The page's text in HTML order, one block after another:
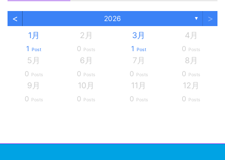
< 2026 ▼ >
1月
1 Post
2月
0 Posts
3月
1 Post
4月
0 Posts
5月
0 Posts
6月
0 Posts
7月
0 Posts
8月
0 Posts
9月
0 Posts
10月
0 Posts
11月
0 Posts
12月
0 Posts